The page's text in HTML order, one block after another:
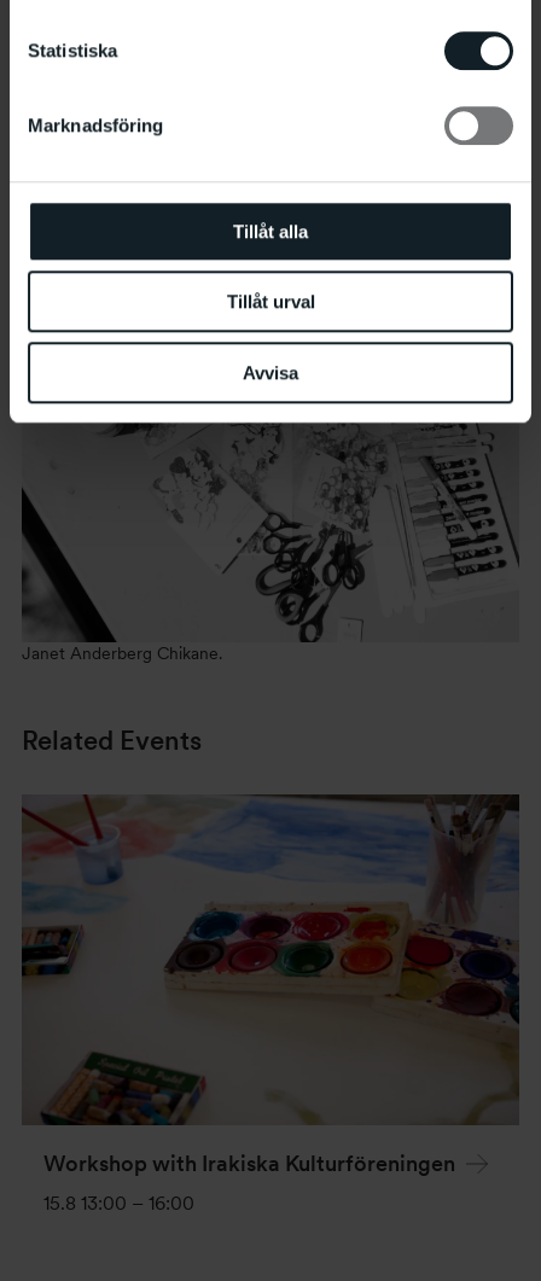
Statistiska
Marknadsföring
Tillåt alla
Tillåt urval
Avvisa
Janet Anderberg Chikane.
Related Events
Workshop with Irakiska Kulturföreningen
15.8 13:00 – 16:00